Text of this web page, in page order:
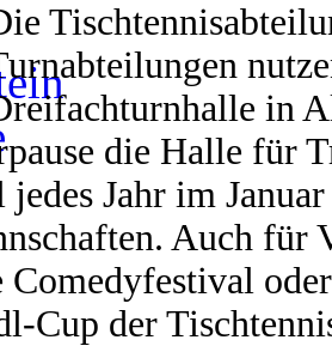
in
die Halle für
Jahr im
Auch für
Comedyfestival
Cup der